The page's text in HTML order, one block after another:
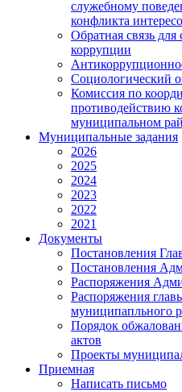
служебному
конфликта
Обратная связь
коррупции
Социологический
Комиссия по
противодействию
муниципальном
Муниципальные задания
2026
2025
2024
2023
2022
2021
Документы
Постановления
Постановления
Распоряжения
Распоряжения
муниципапльного
Порядок
актов
Проекты
Приемная
Написать письмо